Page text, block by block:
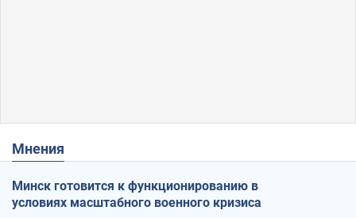
Мнения
Минск готовится к функционированию в
условиях масштабного военного кризиса